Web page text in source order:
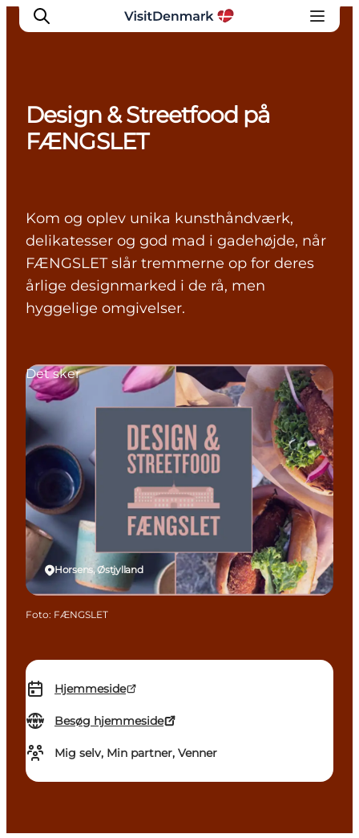
Inspiration
Planlæg ferien
Design & Streetfood på
FÆNGSLET
Kom og oplev unika kunsthåndværk,
delikatesser og god mad i gadehøjde, når
FÆNGSLET slår tremmerne op for deres
årlige designmarked i de rå, men
hyggelige omgivelser.
Hjemmeside
Besøg hjemmeside
Mig selv, Min partner, Venner
Horsens, Østjylland
Det sker
Foto: FÆNGSLET